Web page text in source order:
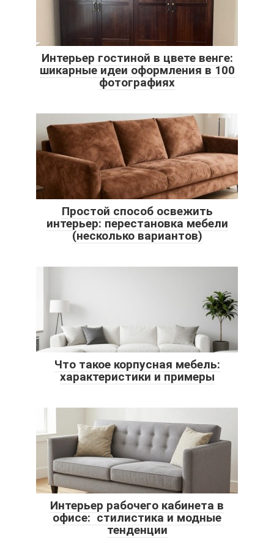
Интерьер гостиной в цвете венге:
шикарные идеи оформления в 100
фотографиях
Простой способ освежить
интерьер: перестановка мебели
(несколько вариантов)
Что такое корпусная мебель:
характеристики и примеры
Интерьер рабочего кабинета в
офисе: стилистика и модные
тенденции